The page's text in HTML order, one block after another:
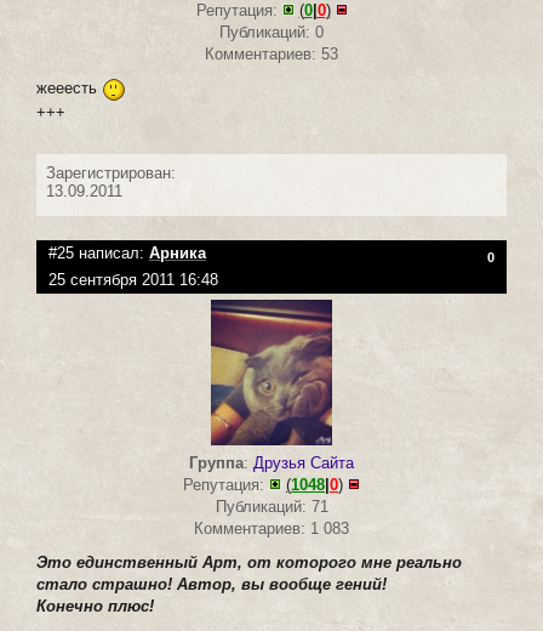
Репутация: (0| 0)
Публикаций: 0
Комментариев: 53
жееесть
+++
Зарегистрирован:
13.09.2011
#25 написал: Арника 0
25 сентября 2011 16:48
Группа: Друзья Сайта
Репутация:
(1048 0)
Публикаций: 71
Комментариев: 1 083
Это единственный Арт, от которого мне реально
стало страшно! Автор, вы вообще гений!
Конечно плюс!